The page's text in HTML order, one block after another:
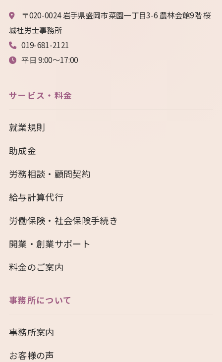
〒020-0024 岩手県盛岡市菜園一丁目3-6 農林会館9階 桜
城社労士事務所
019-681-2121
平日 9:00〜17:00
サービス・料金
就業規則
助成金
労務相談・顧問契約
給与計算代行
労働保険・社会保険手続き
開業・創業サポート
料金のご案内
事務所について
事務所案内
お客様の声